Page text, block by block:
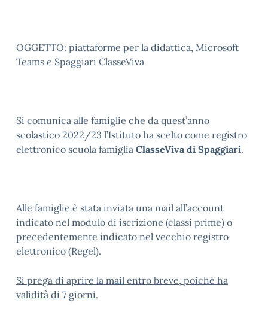
OGGETTO: piattaforme per la didattica, Microsoft
Teams e Spaggiari ClasseViva
Si comunica alle famiglie che da quest’anno
scolastico 2022/23 l’Istituto ha scelto come registro
elettronico scuola famiglia ClasseViva di Spaggiari.
Alle famiglie è stata inviata una mail all’account
indicato nel modulo di iscrizione (classi prime) o
precedentemente indicato nel vecchio registro
elettronico (Regel).
Si prega di aprire la mail entro breve, poiché ha
validità di 7 giorni.